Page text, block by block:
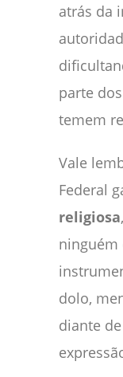
atrás da
parte
temem
Vale
Federal
religiosa
ninguém
dolo,
diante